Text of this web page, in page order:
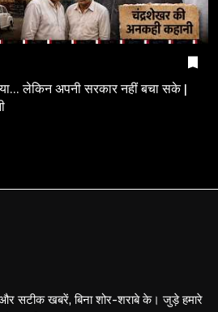
लेकिन अपनी सरकार नहीं बचा सके |
सटीक खबरें, बिना शोर-शराबे के। जुड़े हमारे